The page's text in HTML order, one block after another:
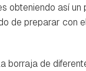
obteniendo así
de preparar con
borraja de